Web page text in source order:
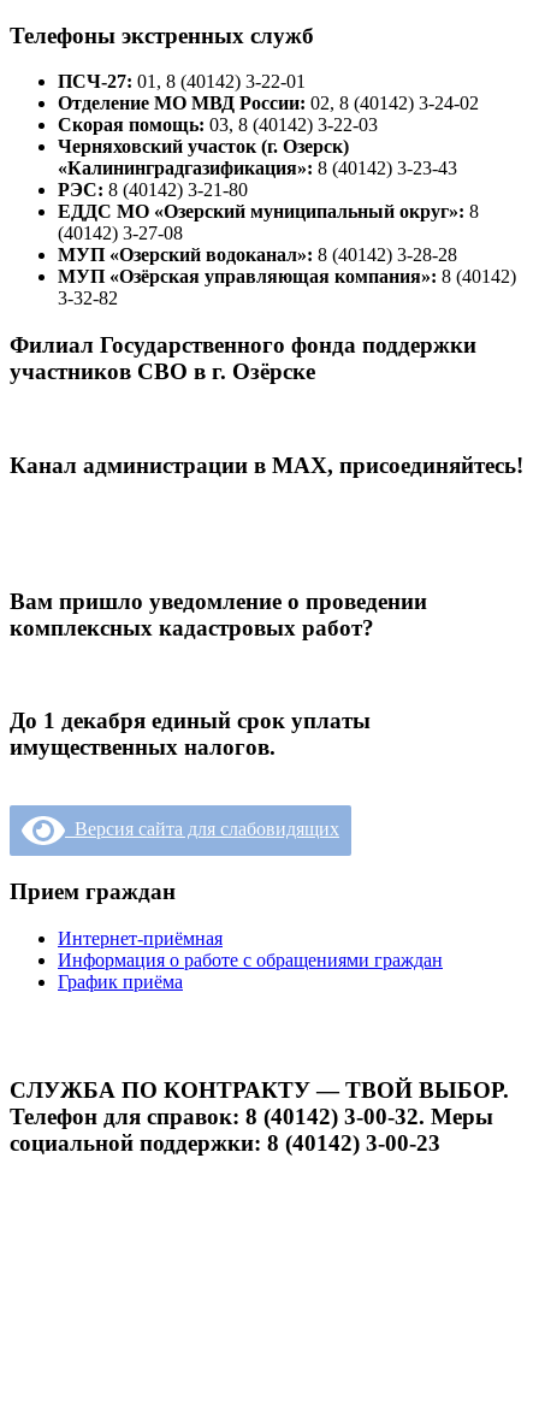
Телефоны экстренных служб
ПСЧ-27: 01, 8 (40142) 3-22-01
Отделение МО МВД России: 02, 8 (40142) 3-24-02
Скорая помощь: 03, 8 (40142) 3-22-03
Черняховский участок (г. Озерск)
«Калининградгазификация»: 8 (40142) 3-23-43
РЭС: 8 (40142) 3-21-80
ЕДДС МО «Озерский муниципальный округ»: 8
(40142) 3-27-08
МУП «Озерский водоканал»: 8 (40142) 3-28-28
МУП «Озёрская управляющая компания»: 8 (40142)
3-32-82
Филиал Государственного фонда поддержки
участников СВО в г. Озёрске
Канал администрации в МАХ, присоединяйтесь!
Вам пришло уведомление о проведении
комплексных кадастровых работ?
До 1 декабря единый срок уплаты
имущественных налогов.
Версия сайта для слабовидящих
Прием граждан
Интернет-приёмная
Информация о работе с обращениями граждан
График приёма
СЛУЖБА ПО КОНТРАКТУ — ТВОЙ ВЫБОР.
Телефон для справок: 8 (40142) 3-00-32. Меры
социальной поддержки: 8 (40142) 3-00-23